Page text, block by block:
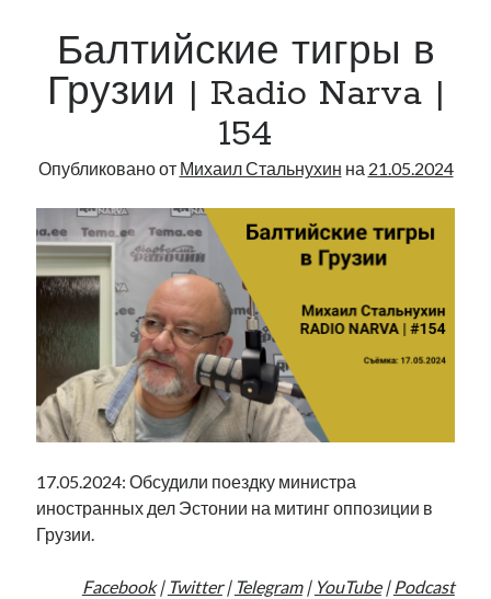
русскоязычное образование сми ссср стенограмма
экономика экономика эстонии
эстония эстонский язык
Михаил Стальнухин:
mstalnuhhin@gmail.com
Отзывы и предложения по блогу:
anton.stalnuhhin@gmail.com
Radio
Narva
|
Балтийские тигры в
Грузии | Radio Narva |
154
Опубликовано от Михаил Стальнухин на 21.05.2024
17.05.2024: Обсудили поездку министра
иностранных дел Эстонии на митинг оппозиции в
Грузии.
Facebook| Twitter| Telegram| YouTube| Podcast